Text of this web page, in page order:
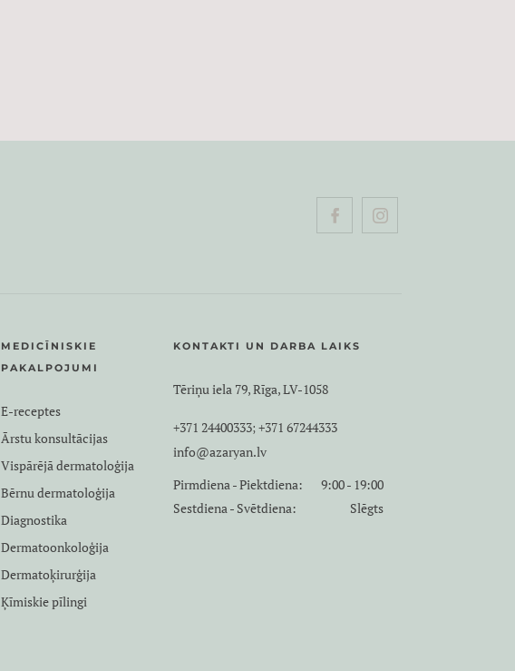
MEDICĪNISKIE
PAKALPOJUMI
E-receptes
Ārstu konsultācijas
Vispārējā dermatoloģija
Bērnu dermatoloģija
Diagnostika
Dermatoonkoloģija
Dermatoķirurģija
Ķīmiskie pīlingi
KONTAKTI UN DARBA LAIKS
Tēriņu iela 79, Rīga, LV-1058
+371 24400333; +371 67244333
info@azaryan.lv
Pirmdiena - Piektdiena:
9:00 - 19:00
Sestdiena - Svētdiena:
Slēgts